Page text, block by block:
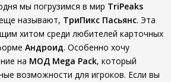
мы погрузимся в мир TriPeaks
называют, ТриПикс Пасьянс. Эта
хитом среди любителей карточных
Андроид. Особенно хочу
на МОД Mega Pack, который
возможности для игроков. Если вы